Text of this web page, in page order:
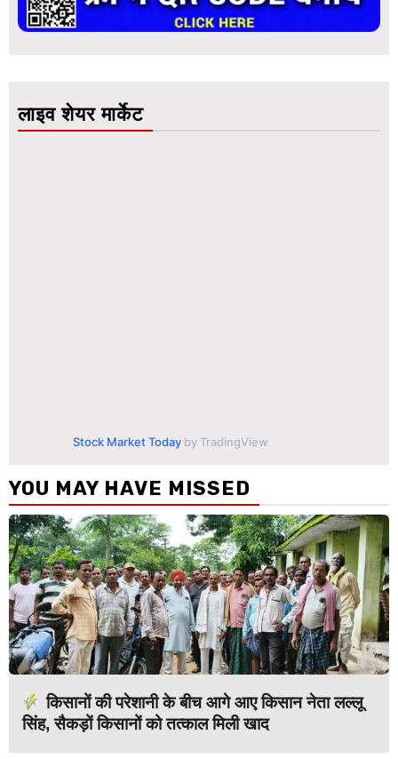
लाइव शेयर मार्केट
Stock Market Today by TradingView
YOU MAY HAVE MISSED
किसानों की परेशानी के बीच आगे आए किसान नेता लल्लू
सिंह, सैकड़ों किसानों को तत्काल मिली खाद